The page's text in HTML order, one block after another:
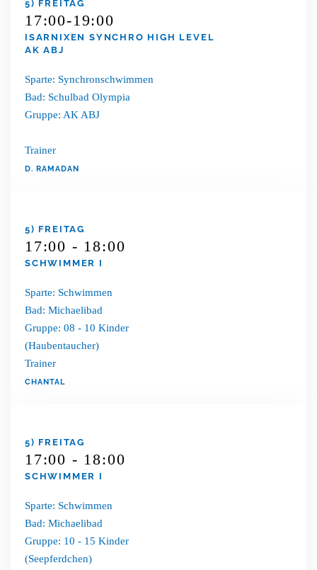
5) FREITAG
17:00-19:00
ISARNIXEN SYNCHRO HIGH LEVEL
AK ABJ
Sparte: Synchronschwimmen
Bad: Schulbad Olympia
Gruppe: AK ABJ
Trainer
D. RAMADAN
5) FREITAG
17:00 - 18:00
SCHWIMMER I
Sparte: Schwimmen
Bad: Michaelibad
Gruppe: 08 - 10 Kinder
(Haubentaucher)
Trainer
CHANTAL
5) FREITAG
17:00 - 18:00
SCHWIMMER I
Sparte: Schwimmen
Bad: Michaelibad
Gruppe: 10 - 15 Kinder
(Seepferdchen)